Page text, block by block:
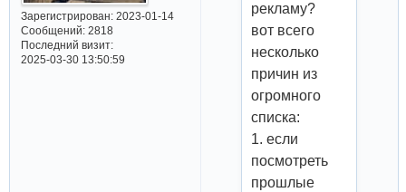
Зарегистрирован: 2023-01-14
Сообщений:2818
Последний визит:
2025-03-30 13:50:59
рекламу?
вот всего
несколько
причин из
огромного
списка:
1. если
посмотреть
прошлые